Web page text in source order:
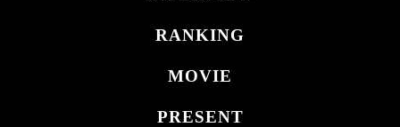
RANKING
MOVIE
PRESENT